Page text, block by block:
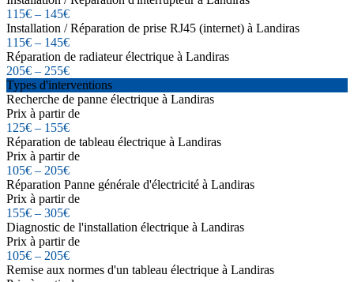
115€ – 145€
Installation / Réparation de prise RJ45 (internet) à Landiras
115€ – 145€
Réparation de radiateur électrique à Landiras
205€ – 255€
Types d'interventions
Recherche de panne électrique à Landiras
Prix à partir de
125€ – 155€
Réparation de tableau électrique à Landiras
Prix à partir de
105€ – 205€
Réparation Panne générale d'électricité à Landiras
Prix à partir de
155€ – 305€
Diagnostic de l'installation électrique à Landiras
Prix à partir de
105€ – 205€
Remise aux normes d'un tableau électrique à Landiras